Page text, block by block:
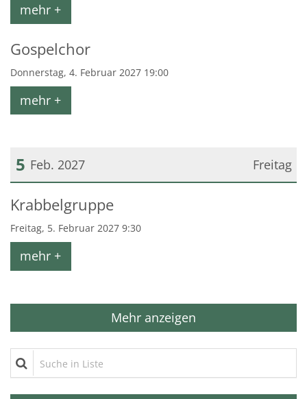
mehr +
Gospelchor
Donnerstag, 4. Februar 2027 19:00
mehr +
Freitag
5 Feb. 2027
Datum: 5. Februar 2027
Krabbelgruppe
Freitag, 5. Februar 2027 9:30
mehr +
Mehr anzeigen
Suche in Liste